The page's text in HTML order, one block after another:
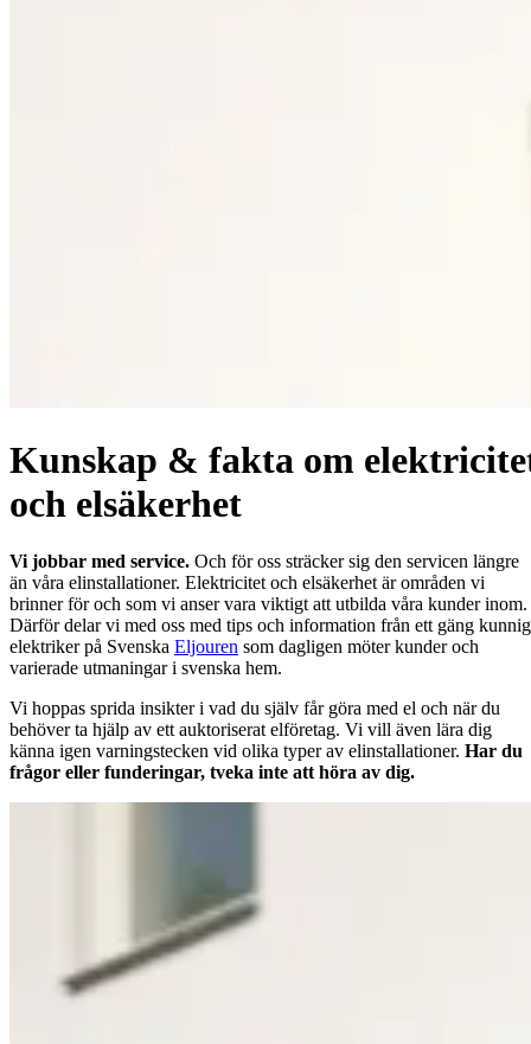
Kunskap & fakta om
och elsäkerhet
Vi jobbar med service. Och för oss sträcker sig den servicen längre
än våra elinstallationer. Elektricitet och elsäkerhet är områden vi
brinner för och som vi anser vara viktigt att utbilda våra kunder inom.
Därför delar vi med oss med tips och information från ett gäng
elektriker på Svenska Eljouren som dagligen möter kunder och
varierade utmaningar i svenska hem.
Vi hoppas sprida insikter i vad du själv får göra med el och när du
behöver ta hjälp av ett auktoriserat elföretag. Vi vill även lära dig
känna igen varningstecken vid olika typer av elinstallationer. Har du
frågor eller funderingar, tveka inte att höra av dig.